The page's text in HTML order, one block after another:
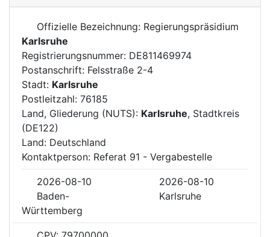
Offizielle Bezeichnung: Regierungspräsidium
Karlsruhe
Registrierungsnummer: DE811469974
Postanschrift: Felsstraße 2-4
Stadt: Karlsruhe
Postleitzahl: 76185
Land, Gliederung (NUTS): Karlsruhe, Stadtkreis
(DE122)
Land: Deutschland
Kontaktperson: Referat 91 - Vergabestelle
2026-08-10
2026-08-10
Baden-
Württemberg
Karlsruhe